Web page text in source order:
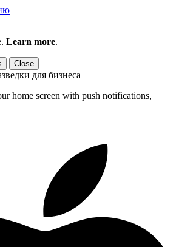
Learn more.
Close
для бизнеса
home screen with push notifications,